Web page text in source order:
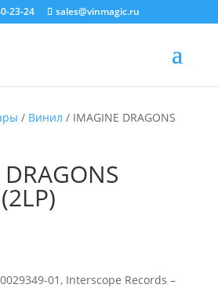
23-24 sales@vinmagic.ru
/ Винил / IMAGINE DRAGONS
01, Interscope Records –